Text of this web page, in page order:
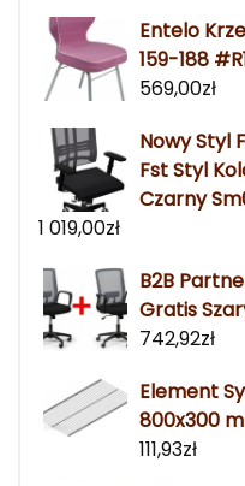
Entelo
159-188
569,00zł
Nowy Styl
Fst Styl
Czarny
1 019,00zł
B2B
Gratis
742,92zł
Element
800x300
111,93zł